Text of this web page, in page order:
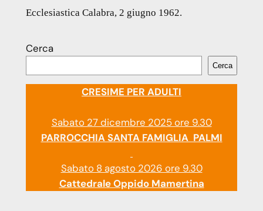
Ecclesiastica Calabra, 2 giugno 1962.
Cerca
Cerca
CRESIME PER ADULTI
Sabato 27 dicembre 2025 ore 9.30
PARROCCHIA SANTA FAMIGLIA PALMI
Sabato 8 agosto 2026 ore 9.30
Cattedrale Oppido Mamertina